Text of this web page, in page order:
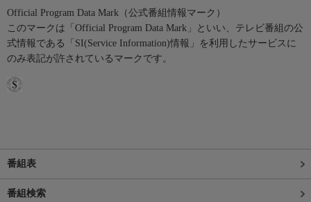
Official Program Data Mark（公式番組情報マーク）
このマークは「Official Program Data Mark」といい、テレビ番組の公
式情報である「SI(Service Information)情報」を利用したサービスに
のみ表記が許されているマークです。
番組表
番組検索